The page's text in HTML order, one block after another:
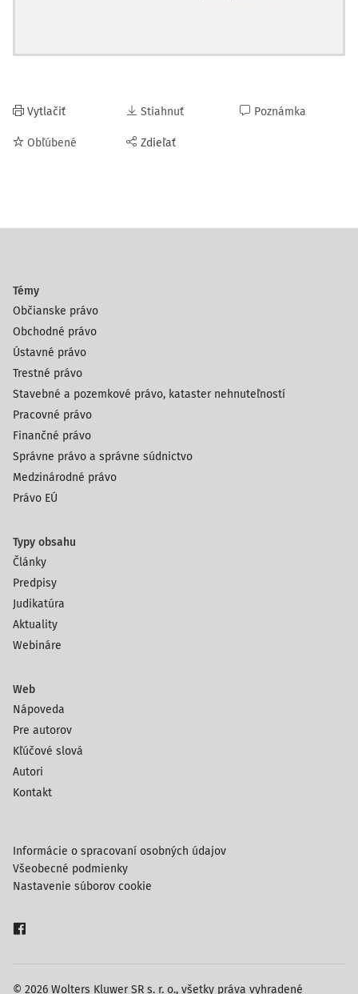
Vytlačiť
Obľúbené
Stiahnuť
Zdieľať
Poznámka
Témy
Občianske právo
Obchodné právo
Ústavné právo
Trestné právo
Stavebné a pozemkové právo, kataster nehnuteľností
Pracovné právo
Finančné právo
Správne právo a správne súdnictvo
Medzinárodné právo
Právo EÚ
Typy obsahu
Články
Predpisy
Judikatúra
Aktuality
Webináre
Web
Nápoveda
Pre autorov
Kľúčové slová
Autori
Kontakt
© 2026 Wolters Kluwer SR s. r. o., všetky práva vyhradené
Informácie o spracovaní osobných údajov
Všeobecné podmienky
Nastavenie súborov cookie